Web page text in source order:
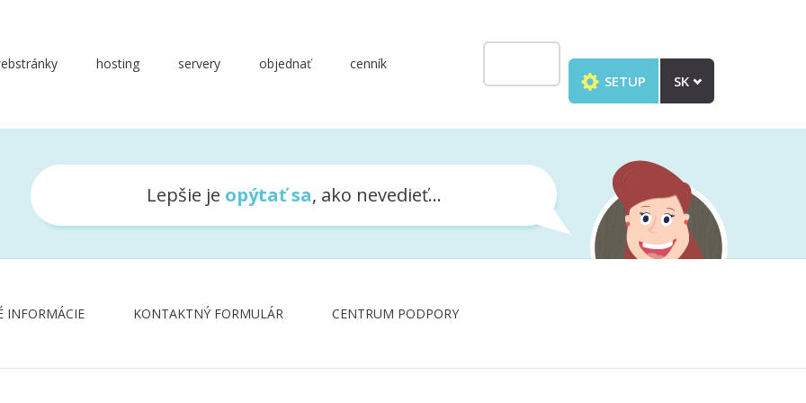
SETUP SK
hosting servery objednať cenník
Lepšie je opýtať sa, ako nevedieť...
INFORMÁCIE KONTAKTNÝ FORMULÁR CENTRUM PODPORY